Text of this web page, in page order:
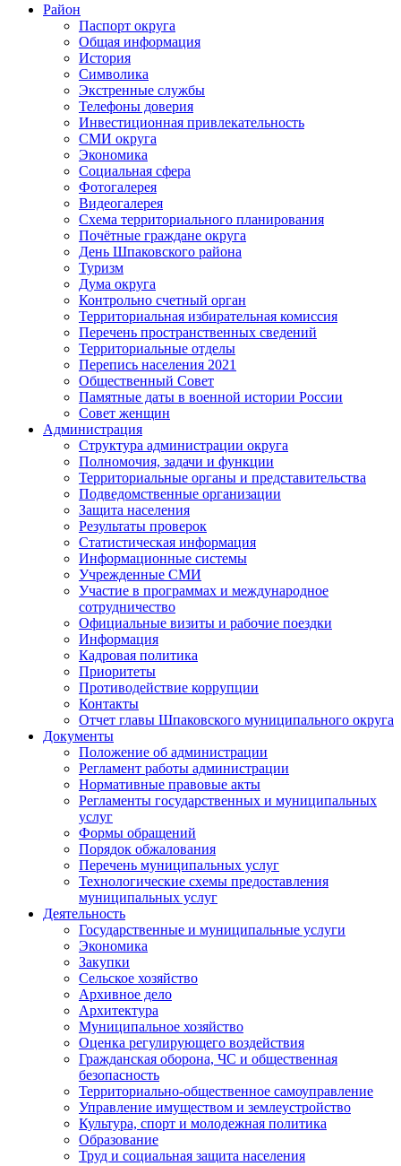
Район
Паспорт округа
Общая информация
История
Символика
Экстренные службы
Телефоны доверия
Инвестиционная привлекательность
СМИ округа
Экономика
Социальная сфера
Фотогалерея
Видеогалерея
Схема территориального планирования
Почётные граждане округа
День Шпаковского района
Туризм
Дума округа
Контрольно счетный орган
Территориальная избирательная комиссия
Перечень пространственных сведений
Территориальные отделы
Перепись населения 2021
Общественный Совет
Памятные даты в военной истории России
Совет женщин
Администрация
Структура администрации округа
Полномочия, задачи и функции
Территориальные органы и представительства
Подведомственные организации
Защита населения
Результаты проверок
Статистическая информация
Информационные системы
Учрежденные СМИ
Участие в программах и международное
сотрудничество
Официальные визиты и рабочие поездки
Информация
Кадровая политика
Приоритеты
Противодействие коррупции
Контакты
Отчет главы Шпаковского муниципального округа
Документы
Положение об администрации
Регламент работы администрации
Нормативные правовые акты
Регламенты государственных и муниципальных
услуг
Формы обращений
Порядок обжалования
Перечень муниципальных услуг
Технологические схемы предоставления
муниципальных услуг
Деятельность
Государственные и муниципальные услуги
Экономика
Закупки
Сельское хозяйство
Архивное дело
Архитектура
Муниципальное хозяйство
Оценка регулирующего воздействия
Гражданская оборона, ЧС и общественная
безопасность
Территориально-общественное самоуправление
Управление имуществом и землеустройство
Культура, спорт и молодежная политика
Образование
Труд и социальная защита населения